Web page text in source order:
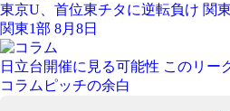
東京U、首位東チタに逆転負け 関
関東1部 8月8日
日立台開催に見る可能性 このリー
コラム ピッチの余白